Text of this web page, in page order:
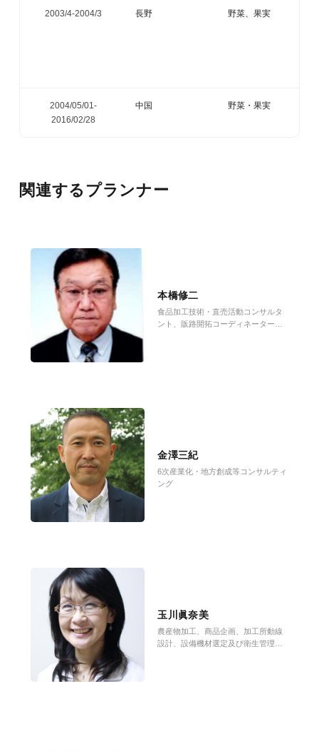
2003/4-2004/3 長野 野菜、果実
2004/05/01-
2016/02/28
中国 野菜・果実
関連するプランナー
本橋修二
食品加工技術・直売活動コンサルタ
ント、販路開拓コーディネーター、
金澤三紀
6次産業化・地方創成等コンサルティ
ング
玉川眞奈美
農産物加工、商品企画、加工所動線
設計、設備機材選定及び衛生管理ほ